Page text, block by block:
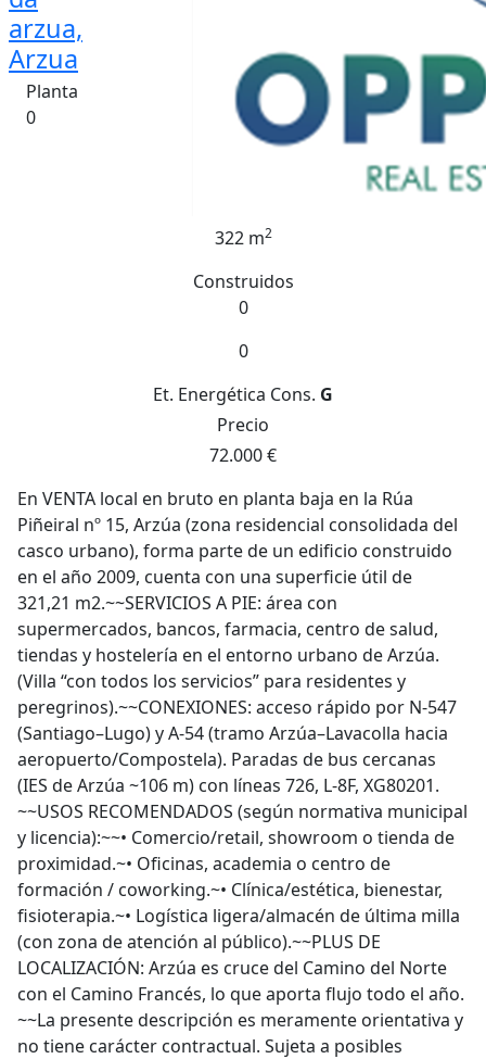
arzua,
Arzua
Planta
0
322 m2
Construidos
0
0
Et. Energética Cons. G
Precio
72.000 €
En VENTA local en bruto en planta baja en la Rúa
Piñeiral nº 15, Arzúa (zona residencial consolidada del
casco urbano), forma parte de un edificio construido
en el año 2009, cuenta con una superficie útil de
321,21 m2.~~SERVICIOS A PIE: área con
supermercados, bancos, farmacia, centro de salud,
tiendas y hostelería en el entorno urbano de Arzúa.
(Villa “con todos los servicios” para residentes y
peregrinos).~~CONEXIONES: acceso rápido por N-547
(Santiago–Lugo) y A-54 (tramo Arzúa–Lavacolla hacia
aeropuerto/Compostela). Paradas de bus cercanas
(IES de Arzúa ~106 m) con líneas 726, L-8F, XG80201.
~~USOS RECOMENDADOS (según normativa municipal
y licencia):~~• Comercio/retail, showroom o tienda de
proximidad.~• Oficinas, academia o centro de
formación / coworking.~• Clínica/estética, bienestar,
fisioterapia.~• Logística ligera/almacén de última milla
(con zona de atención al público).~~PLUS DE
LOCALIZACIÓN: Arzúa es cruce del Camino del Norte
con el Camino Francés, lo que aporta flujo todo el año.
~~La presente descripción es meramente orientativa y
no tiene carácter contractual. Sujeta a posibles